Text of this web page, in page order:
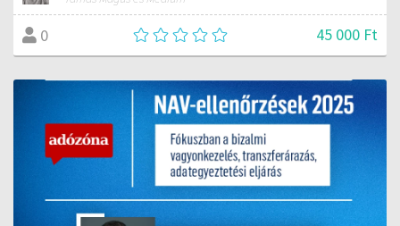
0 45 000 Ft